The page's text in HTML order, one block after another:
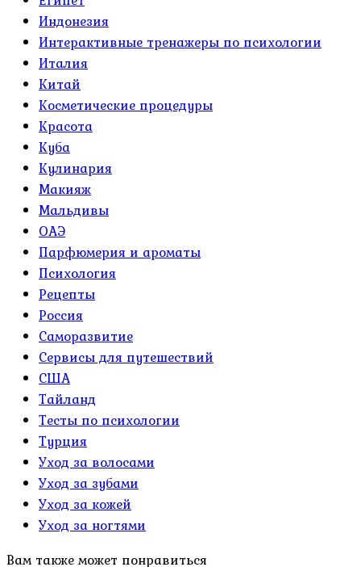
Индонезия
Интерактивные тренажеры по психологии
Италия
Китай
Косметические процедуры
Красота
Куба
Кулинария
Макияж
Мальдивы
ОАЭ
Парфюмерия и ароматы
Психология
Рецепты
Россия
Саморазвитие
Сервисы для путешествий
США
Тайланд
Тесты по психологии
Турция
Уход за волосами
Уход за зубами
Уход за кожей
Уход за ногтями
Вам также может понравиться